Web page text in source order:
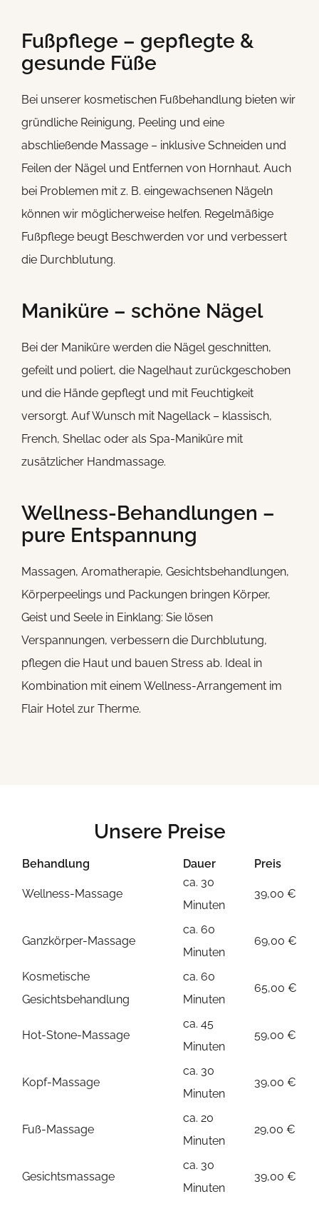
Fußpflege – gepflegte &
gesunde Füße
Bei unserer kosmetischen Fußbehandlung bieten wir
gründliche Reinigung, Peeling und eine
abschließende Massage – inklusive Schneiden und
Feilen der Nägel und Entfernen von Hornhaut. Auch
bei Problemen mit z. B. eingewachsenen Nägeln
können wir möglicherweise helfen. Regelmäßige
Fußpflege beugt Beschwerden vor und verbessert
die Durchblutung.
Maniküre – schöne Nägel
Bei der Maniküre werden die Nägel geschnitten,
gefeilt und poliert, die Nagelhaut zurückgeschoben
und die Hände gepflegt und mit Feuchtigkeit
versorgt. Auf Wunsch mit Nagellack – klassisch,
French, Shellac oder als Spa-Maniküre mit
zusätzlicher Handmassage.
Wellness-Behandlungen –
pure Entspannung
Massagen, Aromatherapie, Gesichtsbehandlungen,
Körperpeelings und Packungen bringen Körper,
Geist und Seele in Einklang: Sie lösen
Verspannungen, verbessern die Durchblutung,
pflegen die Haut und bauen Stress ab. Ideal in
Kombination mit einem Wellness-Arrangement im
Flair Hotel zur Therme.
Unsere Preise
Behandlung Dauer Preis
Wellness-Massage
ca. 30
Minuten
39,00 €
Ganzkörper-Massage
ca. 60
Minuten
69,00 €
Kosmetische
Gesichtsbehandlung
ca. 60
Minuten
65,00 €
Hot-Stone-Massage
ca. 45
Minuten
59,00 €
Kopf-Massage
ca. 30
Minuten
39,00 €
Fuß-Massage
ca. 20
Minuten
29,00 €
Gesichtsmassage
ca. 30
Minuten
39,00 €